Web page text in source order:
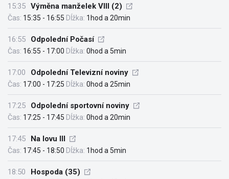
15:35 Výměna manželek VIII (2)
Čas: 15:35 - 16:55 Dĺžka: 1hod a 20min
16:55 Odpolední Počasí
Čas: 16:55 - 17:00 Dĺžka: 0hod a 5min
17:00 Odpolední Televizní noviny
Čas: 17:00 - 17:25 Dĺžka: 0hod a 25min
17:25 Odpolední sportovní noviny
Čas: 17:25 - 17:45 Dĺžka: 0hod a 20min
17:45 Na lovu III
Čas: 17:45 - 18:50 Dĺžka: 1hod a 5min
18:50 Hospoda (35)